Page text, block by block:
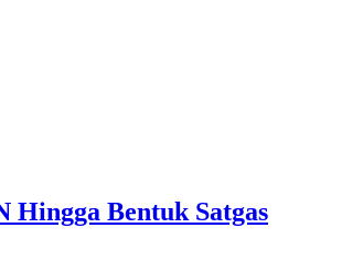
Hingga Bentuk Satgas